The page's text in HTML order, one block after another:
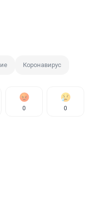
Коронавирус
0 0